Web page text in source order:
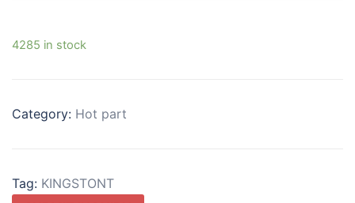
4285 in stock
Category: Hot part
Tag: KINGSTONT